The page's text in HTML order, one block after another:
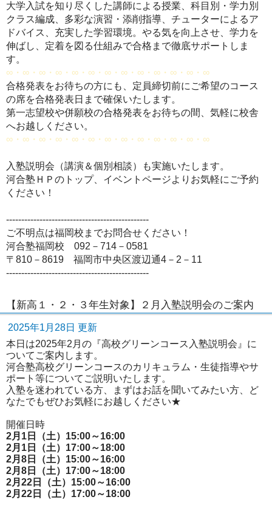
大学入試を知り尽くした講師による授業、科目別・学力別
クラス編成、多彩な演習・添削指導、チューターによるア
ドバイス、充実した学習環境。やる気を向上させ、学力を
伸ばし、定着を図る仕組みで合格まで徹底サポートしま
す。
∞・∞・∞・∞・∞・∞・∞・∞・∞・∞・∞・∞・∞
合格発表をお待ちの方にも、定員締切前にご希望のコース
の席を合格発表日まで確保いたします。
第一志望校や併願校の合格発表をお待ちの間、気軽に校舎
へお越しください。
∞・∞・∞・∞・∞・∞・∞・∞・∞・∞・∞・∞・∞
入塾説明会（講演＆個別相談）も実施いたします。
河合塾ＨＰのトップ、イベントページよりお気軽にご予約
ください！
-----------------------------------------------
ご不明点は福岡校までお問合せください！
河合塾福岡校 092－714－0581
〒810－8619 福岡市中央区渡辺通4－2－11
-----------------------------------------------
【新高１・２・３年生対象】２月入塾説明会のご案内
2025年1月28日 更新
本日は2025年2月の『高校グリーンコース入塾説明会』に
ついてご案内します。
河合塾高校グリーンコースのカリキュラム・生徒指導やサ
ポート等についてご説明いたします。
入塾を迷われている方、まずはお話を聞いてみたい方、ど
なたでもぜひお気軽にお越しください★
開催日時
2月1日（土）15:00～16:00
2月1日（土）17:00～18:00
2月8日（土）15:00～16:00
2月8日（土）17:00～18:00
2月22日（土）15:00～16:00
2月22日（土）17:00～18:00